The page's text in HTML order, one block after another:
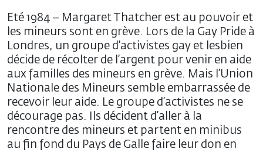
Eté 1984 – Margaret Thatcher est au pouvoir et
les mineurs sont en grève. Lors de la Gay Pride à
Londres, un groupe d’activistes gay et lesbien
décide de récolter de l’argent pour venir en aide
aux familles des mineurs en grève. Mais l’Union
Nationale des Mineurs semble embarrassée de
recevoir leur aide. Le groupe d’activistes ne se
décourage pas. Ils décident d’aller à la
rencontre des mineurs et partent en minibus
au fin fond du Pays de Galle faire leur don en